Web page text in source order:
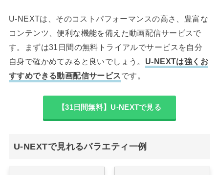
U-NEXTは、そのコストパフォーマンスの高さ、豊富な
コンテンツ、便利な機能を備えた動画配信サービスで
す。まずは31日間の無料トライアルでサービスを自分
自身で確かめてみると良いでしょう。 U-NEXTは強くお
すすめできる動画配信サービスです。
【31日間無料】U-NEXTで見る
U-NEXTで見れるバラエティ一例